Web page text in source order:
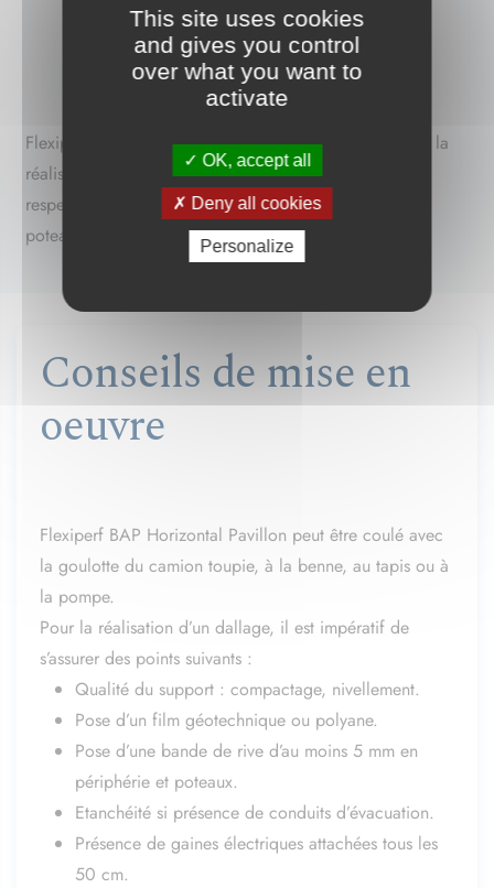
Flexiperf BAP Horizontal Pavillon peut être utilisé pour la
réalisation de dallages de garage et de sous-sol en
respectant les joints de dilation, renfort autour des
poteaux en vigueur.
Conseils de mise en
oeuvre
Flexiperf BAP Horizontal Pavillon peut être coulé avec
la goulotte du camion toupie, à la benne, au tapis ou à
la pompe.
Pour la réalisation d’un dallage, il est impératif de
s’assurer des points suivants :
Qualité du support : compactage, nivellement.
Pose d’un film géotechnique ou polyane.
Pose d’une bande de rive d’au moins 5 mm en
périphérie et poteaux.
Etanchéité si présence de conduits d’évacuation.
Présence de gaines électriques attachées tous les
50 cm.
This site uses cookies
and gives you control
over what you want to
activate
OK, accept all
Deny all cookies
Personalize